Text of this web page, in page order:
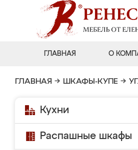
ГЛАВНАЯ О
ГЛАВНАЯ → ШКАФЫ-КУПЕ →
Кухни
Распашные шкафы